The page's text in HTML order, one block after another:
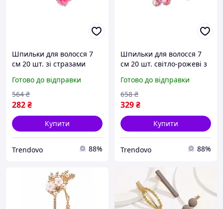
Шпильки для волосся 7
см 20 шт. зі стразами
прикрашання зачіски
Готово до відправки
282₴
564 ₴
Купити
Trendovo 88%
Шпильки для волосся 7
см 20 шт. світло-рожеві з
укладання та
прикрашання зачіски
Готово до відправки
329₴
658 ₴
Купити
Trendovo 88%